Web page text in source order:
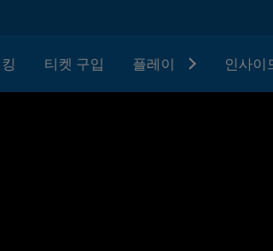
티켓 구입 플레이 인사이